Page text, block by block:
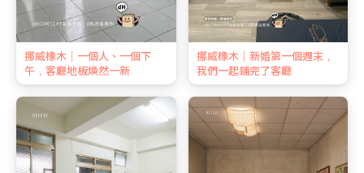
挪威橡木｜一個人、一個下
午，客廳地板煥然一新
挪威橡木｜新婚第一個週末，
我們一起鋪完了客廳